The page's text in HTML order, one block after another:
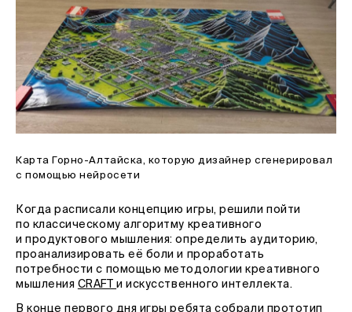
Карта Горно-Алтайска, которую дизайнер сгенерировал
с помощью нейросети
Когда расписали концепцию игры, решили пойти
по классическому алгоритму креативного
и продуктового мышления: определить аудиторию,
проанализировать её боли и проработать
потребности с помощью методологии креативного
мышления CRAFTи искусственного интеллекта.
В конце первого дня игры ребята собрали прототип